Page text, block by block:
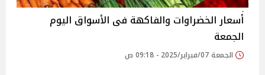
أسعار الخضراوات والفاكهة فى الأسواق‎‎ اليوم
الجمعة
الجمعة 07/فبراير/2025 - 09:18 ص